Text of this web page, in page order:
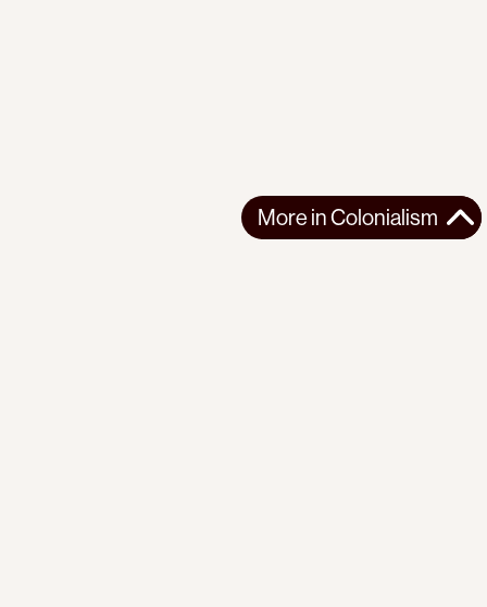
More inColonialism